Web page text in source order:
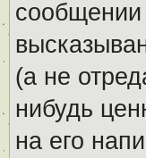
(а не
нибудь
на его